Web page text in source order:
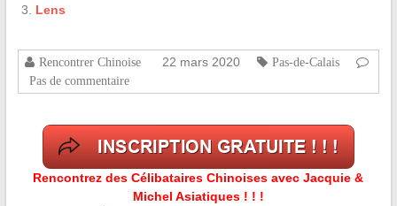
Lens
Rencontrer Chinoise 22 mars 2020
Pas-de-Calais
Pas de commentaire
Rencontrez des Célibataires Chinoises avec Jacquie &
Michel Asiatiques ! ! !